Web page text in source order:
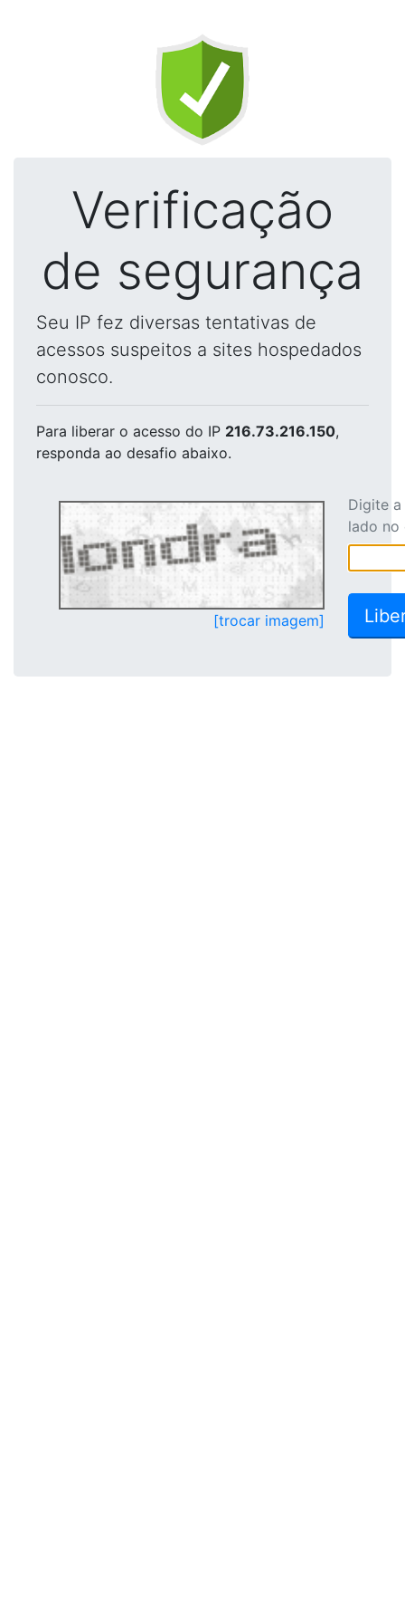
Verificação
de segurança
Seu IP fez diversas tentativas de
acessos suspeitos a sites hospedados
conosco.
Para liberar o acesso do IP 216.73.216.150,
responda ao desafio abaixo.
[trocar imagem]
Digite
lado no